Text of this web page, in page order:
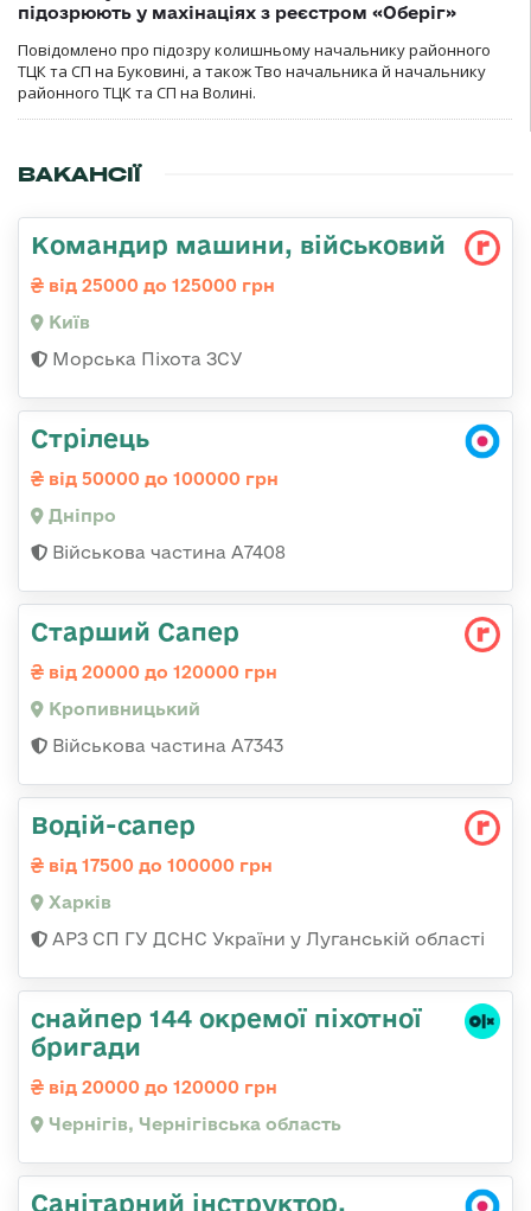
підозрюють у махінаціях з реєстром «Оберіг»
Повідомлено про підозру колишньому начальнику районного
ТЦК та СП на Буковині, а також Тво начальника й начальнику
районного ТЦК та СП на Волині.
ВАКАНСІЇ
Командир машини, військовий
від 25000 до 125000 грн
Київ
Морська Піхота ЗСУ
Стрілець
від 50000 до 100000 грн
Дніпро
Військова частина А7408
Старший Сапер
від 20000 до 120000 грн
Кропивницький
Військова частина А7343
Водій-сапер
від 17500 до 100000 грн
Харків
АРЗ СП ГУ ДСНС України у Луганській області
снайпер 144 окремої піхотної
бригади
від 20000 до 120000 грн
Чернігів, Чернігівська область
Санітарний інструктор,